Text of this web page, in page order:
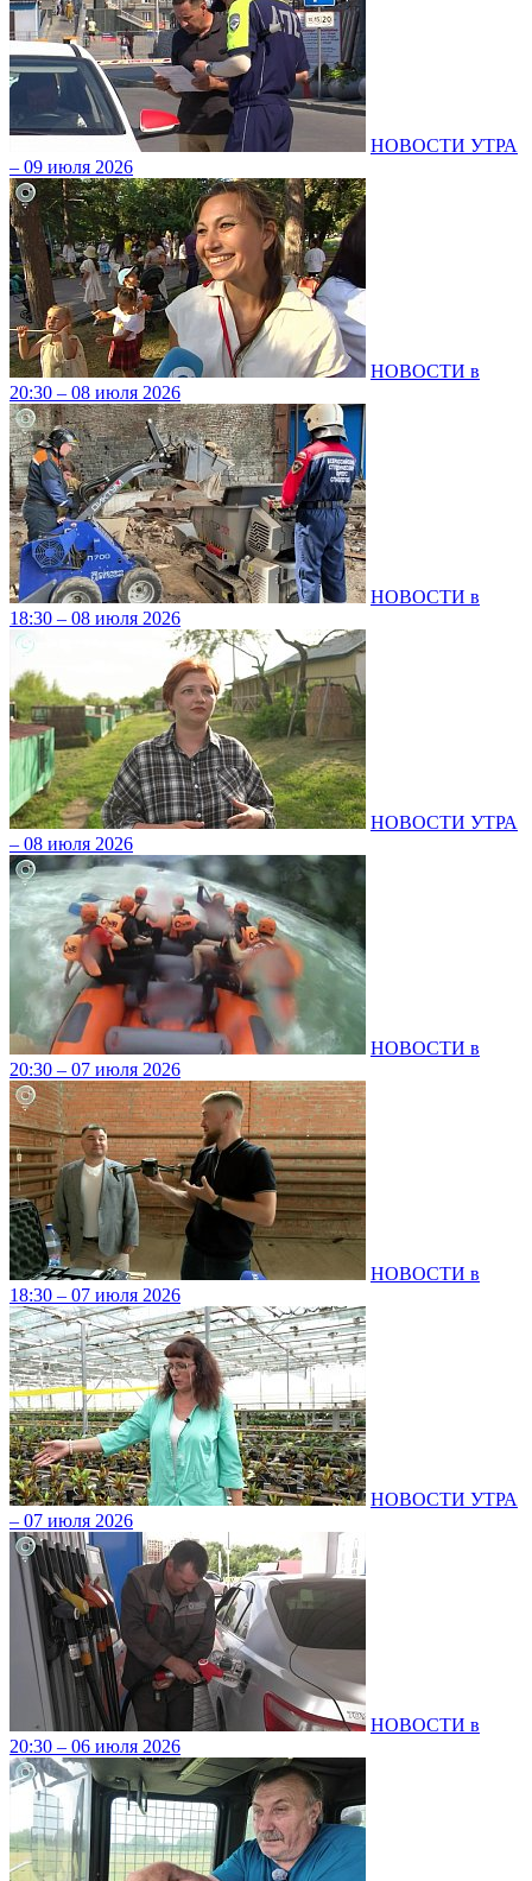
НОВОСТИ УТРА
– 09 июля 2026
НОВОСТИ в
20:30 – 08 июля 2026
НОВОСТИ в
18:30 – 08 июля 2026
НОВОСТИ УТРА
– 08 июля 2026
НОВОСТИ в
20:30 – 07 июля 2026
НОВОСТИ в
18:30 – 07 июля 2026
НОВОСТИ УТРА
– 07 июля 2026
НОВОСТИ в
20:30 – 06 июля 2026